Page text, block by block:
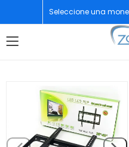
Seleccione una